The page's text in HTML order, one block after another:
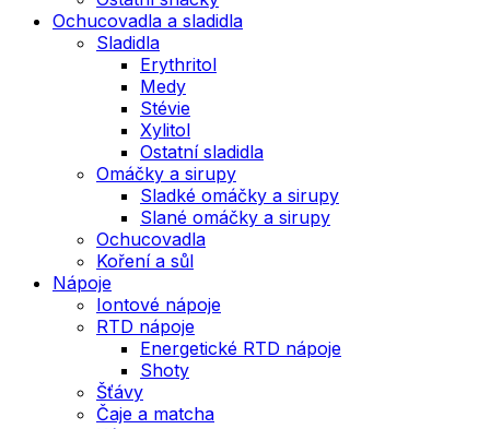
Ochucovadla a sladidla
Sladidla
Erythritol
Medy
Stévie
Xylitol
Ostatní sladidla
Omáčky a sirupy
Sladké omáčky a sirupy
Slané omáčky a sirupy
Ochucovadla
Koření a sůl
Nápoje
Iontové nápoje
RTD nápoje
Energetické RTD nápoje
Shoty
Šťávy
Čaje a matcha